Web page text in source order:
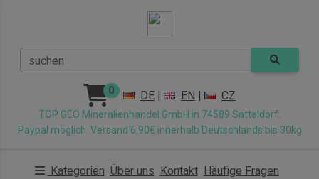
suchen
0 DE | EN | CZ
TOP GEO Mineralienhandel GmbH in 74589 Satteldorf.
Paypal möglich. Versand 6,90€ innerhalb Deutschlands bis 30kg
Kategorien Über uns Kontakt Häufige Fragen